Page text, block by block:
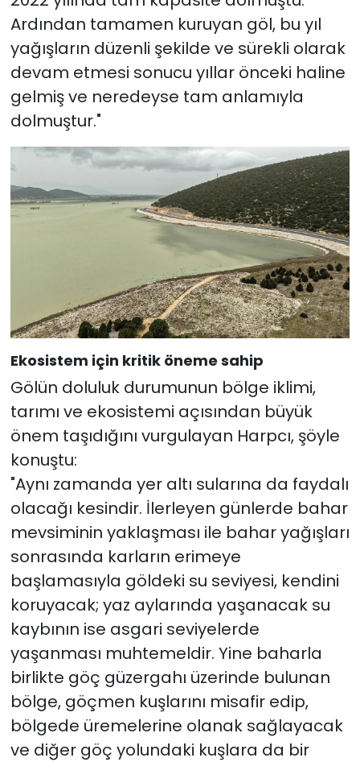
Ardından tamamen kuruyan göl, bu yıl
yağışların düzenli şekilde ve sürekli olarak
devam etmesi sonucu yıllar önceki haline
gelmiş ve neredeyse tam anlamıyla
dolmuştur."
Ekosistem için kritik öneme sahip
Gölün doluluk durumunun bölge iklimi,
tarımı ve ekosistemi açısından büyük
önem taşıdığını vurgulayan Harpcı, şöyle
konuştu:
"Aynı zamanda yer altı sularına da faydalı
olacağı kesindir. İlerleyen günlerde bahar
mevsiminin yaklaşması ile bahar yağışları
sonrasında karların erimeye
başlamasıyla göldeki su seviyesi, kendini
koruyacak; yaz aylarında yaşanacak su
kaybının ise asgari seviyelerde
yaşanması muhtemeldir. Yine baharla
birlikte göç güzergahı üzerinde bulunan
bölge, göçmen kuşlarını misafir edip,
bölgede üremelerine olanak sağlayacak
ve diğer göç yolundaki kuşlara da bir